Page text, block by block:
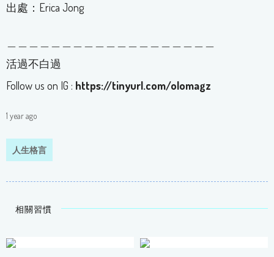
出處：Erica Jong
活過不白過
Follow us on IG : https://tinyurl.com/olomagz
1 year ago
人生格言
相關習慣